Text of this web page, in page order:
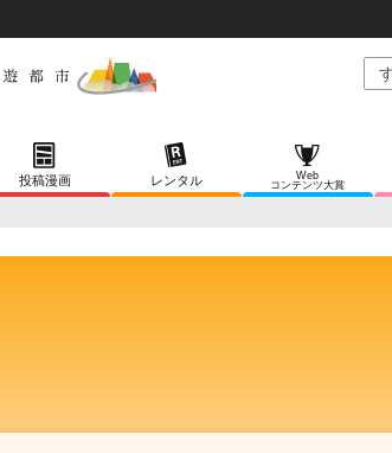
投稿漫画 レンタル
Web
コンテンツ大賞